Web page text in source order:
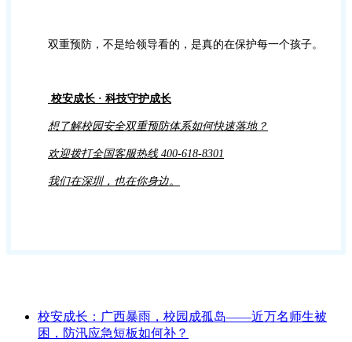
双重预防，不是给领导看的，是真的在保护每一个孩子。
校安成长 · 科技守护成长
想了解校园安全双重预防体系如何快速落地？
欢迎拨打全国客服热线 400-618-8301
我们在深圳，也在你身边。
校安成长：广西暴雨，校园成孤岛——近万名师生被
困，防汛应急短板如何补？